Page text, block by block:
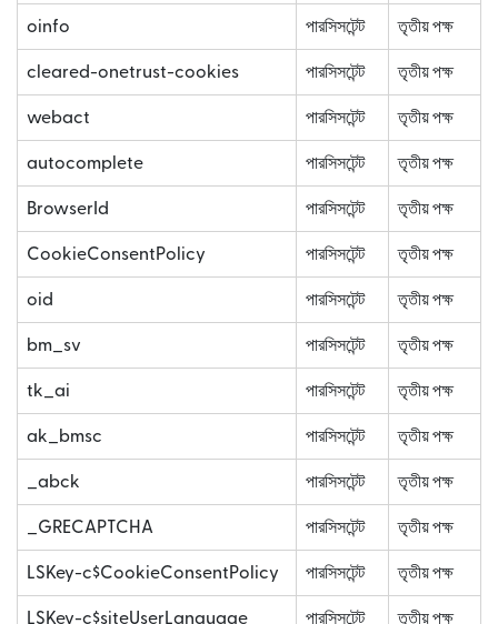
oinfo পারসিসটেন্ট তৃতীয় পক্ষ
cleared-onetrust-cookies পারসিসটেন্ট তৃতীয় পক্ষ
webact পারসিসটেন্ট তৃতীয় পক্ষ
autocomplete পারসিসটেন্ট তৃতীয় পক্ষ
BrowserId পারসিসটেন্ট তৃতীয় পক্ষ
CookieConsentPolicy পারসিসটেন্ট তৃতীয় পক্ষ
oid পারসিসটেন্ট তৃতীয় পক্ষ
bm_sv পারসিসটেন্ট তৃতীয় পক্ষ
tk_ai পারসিসটেন্ট তৃতীয় পক্ষ
ak_bmsc পারসিসটেন্ট তৃতীয় পক্ষ
_abck পারসিসটেন্ট তৃতীয় পক্ষ
_GRECAPTCHA পারসিসটেন্ট তৃতীয় পক্ষ
LSKey-c$CookieConsentPolicy পারসিসটেন্ট তৃতীয় পক্ষ
LSKey-c$siteUserLanguage পারসিসটেন্ট তৃতীয় পক্ষ